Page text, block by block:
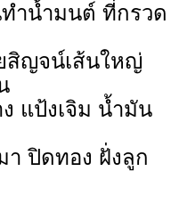
ทำน้ำมนต์ ที่กรวด
สิญจน์เส้นใหญ่
แป้งเจิม น้ำมัน
า ปิดทอง ฝั่งลูก